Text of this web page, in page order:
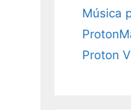
Música
Proton